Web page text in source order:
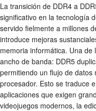
La transición de DDR4 a
significativo en la tecnología
servido fielmente a millones
introduce mejoras
memoria informática. Una
ancho de banda: DDR5
permitiendo un flujo de
procesador. Esto se traduce
aplicaciones que exigen
videojuegos modernos, la